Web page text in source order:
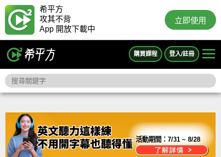
希平方
攻其不背
App 開放下載中
立即使用
購買課程 登入/註冊
活動期間：7/31 ~ 8/28